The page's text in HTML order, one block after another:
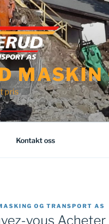
pris
Kontakt oss
OG TRANSPORT AS
vous Acheter